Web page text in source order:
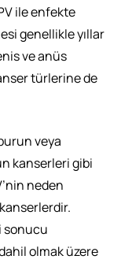
ile enfekte
genellikle yıllar
ve anüs
türlerine de
veya
kanserleri gibi
neden
sonucu
olmak üzere